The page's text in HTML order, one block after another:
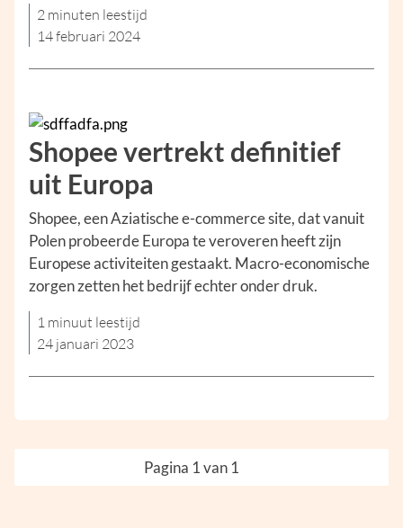
2 minuten leestijd
14 februari 2024
Shopee vertrekt definitief
uit Europa
Shopee, een Aziatische e-commerce site, dat vanuit
Polen probeerde Europa te veroveren heeft zijn
Europese activiteiten gestaakt. Macro-economische
zorgen zetten het bedrijf echter onder druk.
1 minuut leestijd
24 januari 2023
Pagina 1 van 1